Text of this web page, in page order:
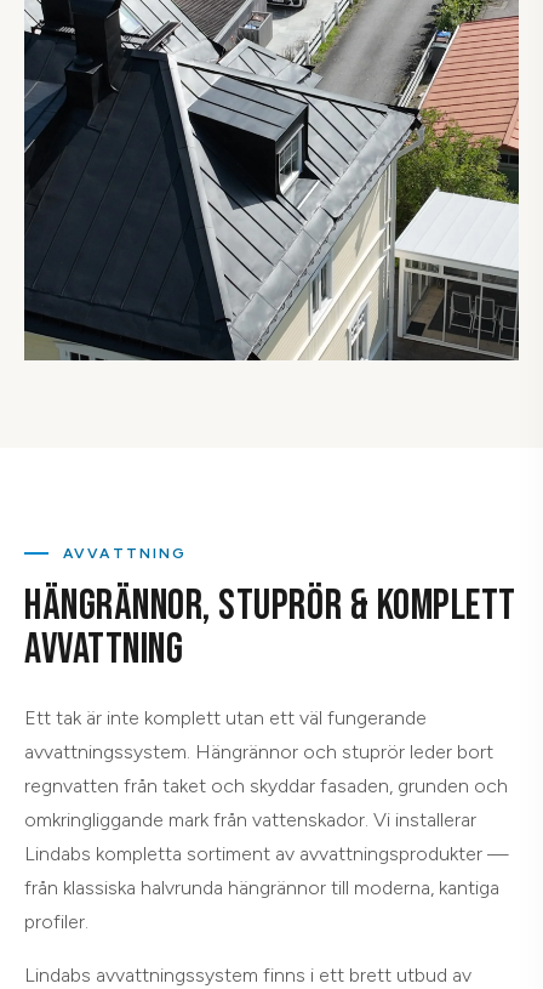
AVVATTNING
HÄNGRÄNNOR, STUPRÖR & KOMPLETT
AVVATTNING
Ett tak är inte komplett utan ett väl fungerande
avvattningssystem. Hängrännor och stuprör leder bort
regnvatten från taket och skyddar fasaden, grunden och
omkringliggande mark från vattenskador. Vi installerar
Lindabs kompletta sortiment av avvattningsprodukter —
från klassiska halvrunda hängrännor till moderna, kantiga
profiler.
Lindabs avvattningssystem finns i ett brett utbud av